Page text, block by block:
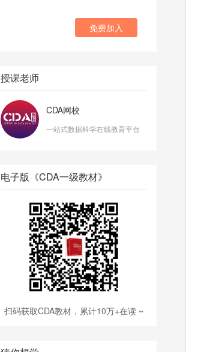
免费加入
授课老师
CDA网校
一站式数据科学在线教育平台
电子版《CDA一级教材》
扫码获取CDA教材，累计10万+在读 ~